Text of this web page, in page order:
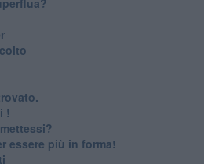
!
essere più in forma!